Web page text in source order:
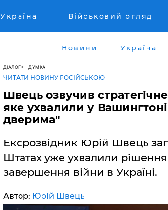
Україна Військовий огляд
Новини Україна
ДІАЛОГ ДУМКА
ЧИТАТИ НОВИНУ РОСІЙСЬКОЮ
Швець озвучив
яке ухвалили у
дверима"
Ексрозвідник Юрій Швець
Штатах уже ухвалили рішення
завершення війни в Україні.
Автор: Юрій Швець